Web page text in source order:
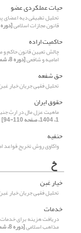
حیات عملکردی عضو
قانون مجازات اسلامی[دوره 8، شماره 1، 1404، صفحه 179-154]
حاکمیت اراده
چالش تعیین قانون حاکم و
امامیه و شافعی[دوره 8، شماره 1، 1404، صفحه 126-111]
حق شفعه
تحلیل فقهی جریان خیار
حقوق ایران
ماهیت عزل مال در ارثِ
1، 1404، صفحه 110-94]
حنفیه
واکاوی روش تخریج قواعد
خ
خیار غبن
تحلیل فقهی جریان خیار
خدمات
دریافت هزینه برای
مذاهب اسلامی[دوره 8، شماره 2، 1404، صفحه 19-1]